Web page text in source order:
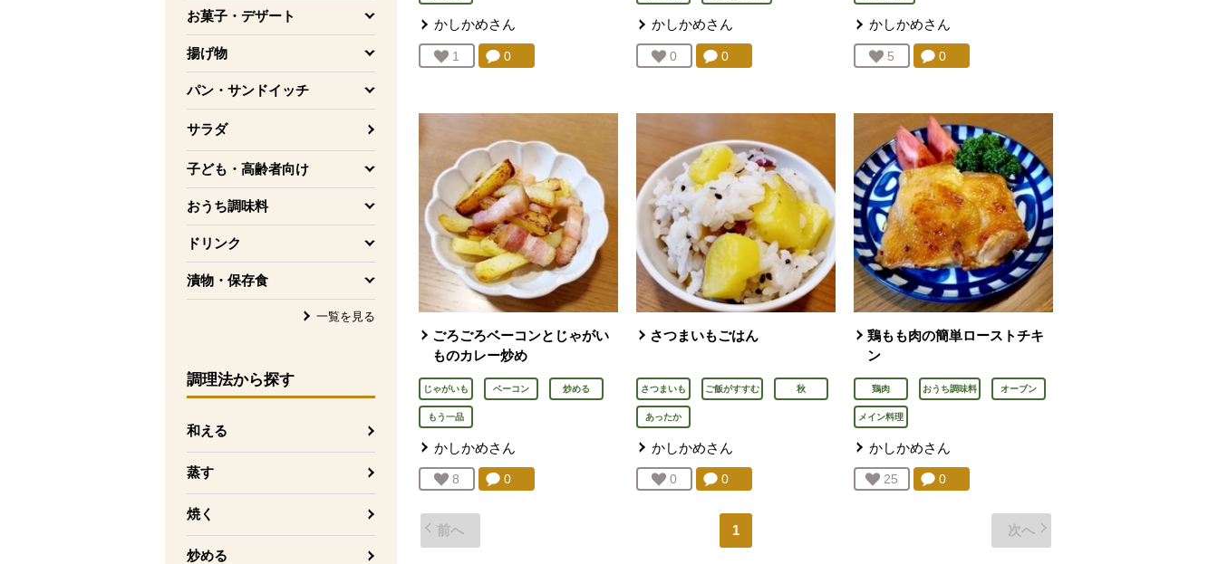
お菓子・デザート
を開く
揚げ物
を開く
パン・サンドイッチ
を開く
サラダ
子ども・高齢者向け
を開く
おうち調味料
を開く
ドリンク
を開く
漬物・保存食
を開く
一覧を見る
調理法から探す
和える
蒸す
焼く
炒める
かしかめさん
お気に入り登録：
1 人が登録コメント：
0
かしかめさん
お気に入り登録：
0人が登録コメント：
0件。コメントを見る。
かしかめさん
お気に入り登録：
5 人が登録コメント：
0件。コメントを見る。
ごろごろベーコンとじゃがい
ものカレー炒め
じゃがいも ベーコン 炒める
もう一品
かしかめさん
お気に入り登録：
8 人が登録コメント：
0
さつまいもごはん
さつまいも ご飯がすすむ 秋
あったか
かしかめさん
お気に入り登録：
0人が登録コメント：
0件。コメントを見る。
鶏もも肉の簡単ローストチキ
ン
鶏肉 おうち調味料 オーブン
メイン料理
かしかめさん
お気に入り登録：
25 人が登録コメント：
0件。コメントを見る。
前へ 1 次へ